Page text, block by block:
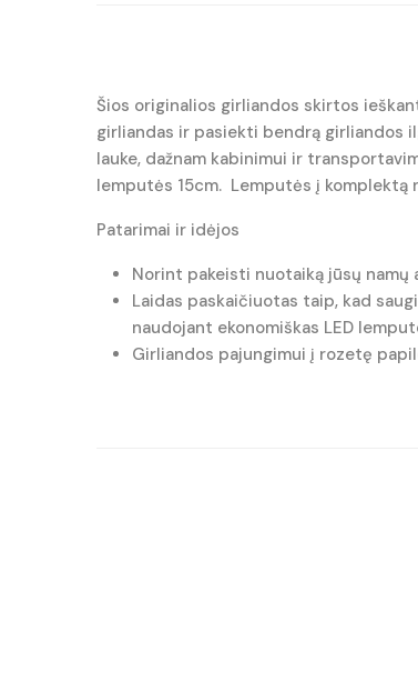
Šios originalios girliandos skirtos
girliandas ir pasiekti bendrą girliandos
lauke, dažnam kabinimui ir
lemputės 15cm. Lemputės į komplektą
Patarimai ir idėjos
Norint pakeisti nuotaiką jūsų
Laidas paskaičiuotas taip, kad
naudojant ekonomiškas LED
Girliandos pajungimui į rozetę